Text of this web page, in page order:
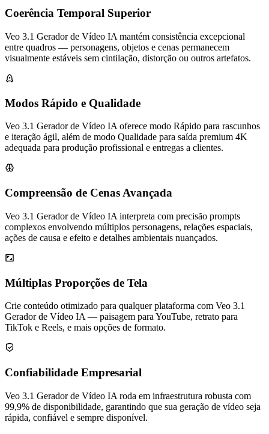
Coerência Temporal Superior
Veo 3.1 Gerador de Vídeo IA mantém consistência excepcional
entre quadros — personagens, objetos e cenas permanecem
visualmente estáveis sem cintilação, distorção ou outros artefatos.
Modos Rápido e Qualidade
Veo 3.1 Gerador de Vídeo IA oferece modo Rápido para rascunhos
e iteração ágil, além de modo Qualidade para saída premium 4K
adequada para produção profissional e entregas a clientes.
Compreensão de Cenas Avançada
Veo 3.1 Gerador de Vídeo IA interpreta com precisão prompts
complexos envolvendo múltiplos personagens, relações espaciais,
ações de causa e efeito e detalhes ambientais nuançados.
Múltiplas Proporções de Tela
Crie conteúdo otimizado para qualquer plataforma com Veo 3.1
Gerador de Vídeo IA — paisagem para YouTube, retrato para
TikTok e Reels, e mais opções de formato.
Confiabilidade Empresarial
Veo 3.1 Gerador de Vídeo IA roda em infraestrutura robusta com
99,9% de disponibilidade, garantindo que sua geração de vídeo seja
rápida, confiável e sempre disponível.